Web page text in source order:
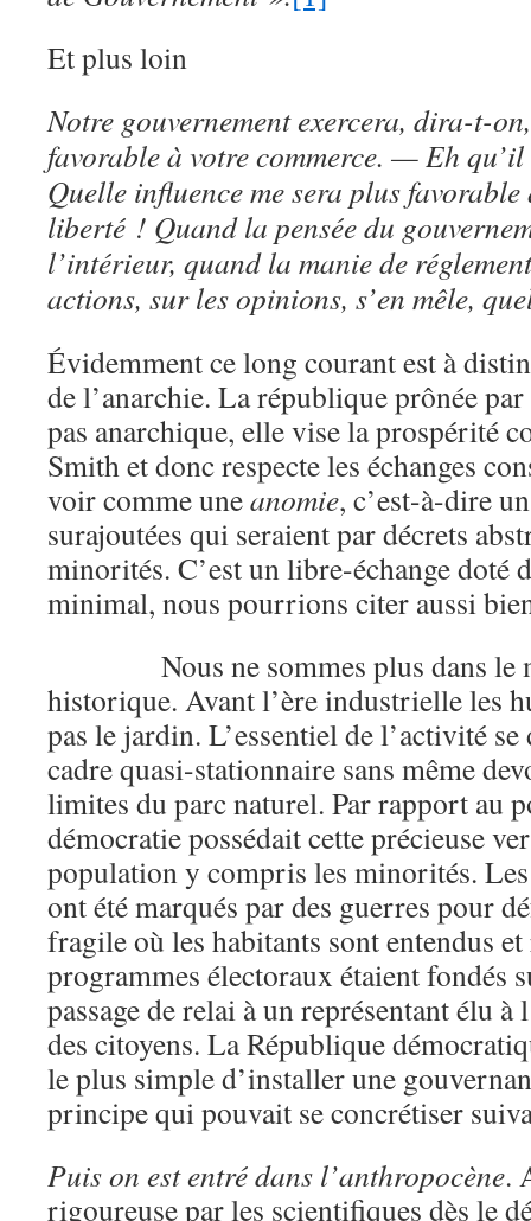
Et plus loin
Notre gouvernement exercera, dira-t-
favorable à votre commerce. — Eh
Quelle influence me sera plus favorable
liberté ! Quand la pensée du
l’intérieur, quand la manie de
actions, sur les opinions, s’en mêle,
Évidemment ce long courant est à
de l’anarchie. La république prônée
pas anarchique, elle vise la prospérité
Smith et donc respecte les échanges
voir comme uneanomie, c’est-à-dire
surajoutées qui seraient par décrets
minorités. C’est un libre-échange doté
minimal, nous pourrions citer aussi
Nous ne sommes plus dans le
historique. Avant l’ère industrielle les
pas le jardin. L’essentiel de l’activité
cadre quasi-stationnaire sans même
limites du parc naturel. Par rapport au
démocratie possédait cette précieuse
population y compris les minorités.
ont été marqués par des guerres pour
fragile où les habitants sont entendus et
programmes électoraux étaient fondés
passage de relai à un représentant élu à
des citoyens. La République
le plus simple d’installer une
principe qui pouvait se concrétiser
Puis on est entré dans l’anthropocène.
rigoureuse par les scientifiques dès le